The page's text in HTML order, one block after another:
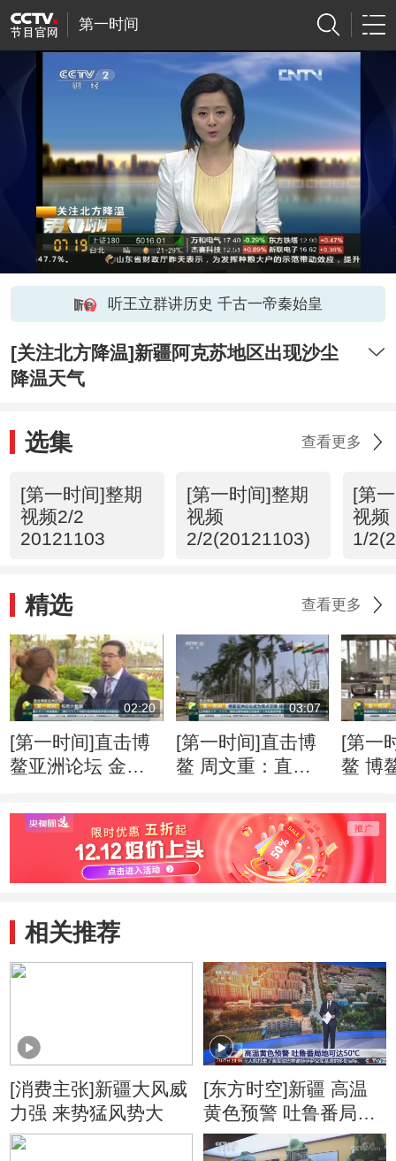
第一时间
听王立群讲历史 千古一帝秦始皇
[关注北方降温]新疆阿克苏地区出现沙尘
降温天气
选集 查看更多
[第一时间]整期
视频2/2
20121103
[第一时间]整期
视频
2/2(20121103)
[第
视频
1/
精选 查看更多
02:20
[第一时间]直击博
鳌亚洲论坛 金融
管面临更多挑战
03:07
[第一时间]直击博
鳌 周文重：直面
洲应发出自己的声
音
[第一
鳌 博
就绪
相关推荐
[消费主张]新疆大风威
力强 来势猛风势大
[东方时空]新疆 高温
黄色预警 吐鲁番局地
可达50℃